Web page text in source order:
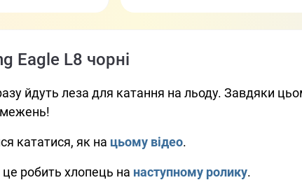
Eagle L8 чорні
йдуть лезa для катання на льоду. Завдяки
кататися, як на цьому відео.
робить хлопець на наступному ролику.